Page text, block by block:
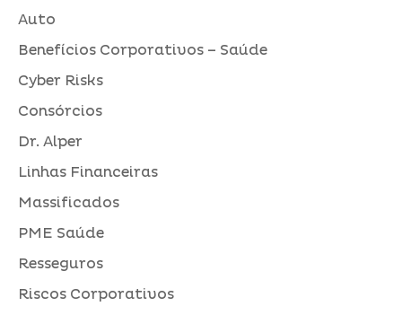
Auto
Benefícios Corporativos – Saúde
Cyber Risks
Consórcios
Dr. Alper
Linhas Financeiras
Massificados
PME Saúde
Resseguros
Riscos Corporativos